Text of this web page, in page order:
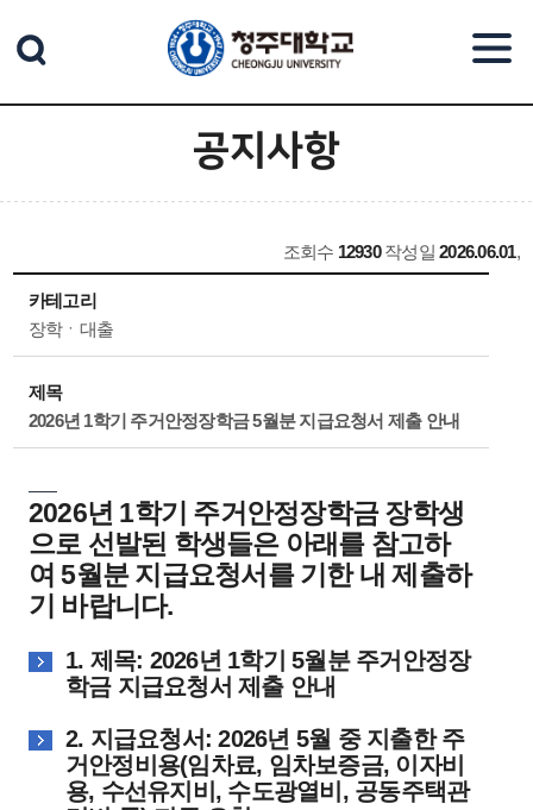
공지사항
조회수 12930 작성일2026.06.01,
카테고리
장학ㆍ대출
제목
2026년 1학기 주거안정장학금 5월분 지급요청서 제출 안내
2026년 1학기 주거안정장학금 장학생
으로 선발된 학생들은 아래를 참고하
여 5월분 지급요청서를 기한 내 제출하
기 바랍니다.
1. 제목: 2026년 1학기 5월분 주거안정장
학금 지급요청서 제출 안내
2. 지급요청서: 2026년 5월 중 지출한 주
거안정비용(임차료, 임차보증금, 이자비
용, 수선유지비, 수도광열비, 공동주택관